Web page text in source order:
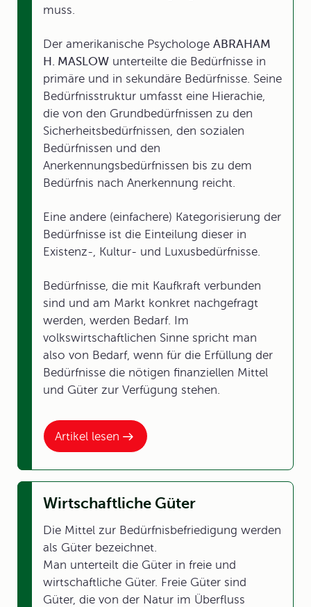
Artikel lesen
muss.
Der amerikanische Psychologe ABRAHAM
H. MASLOW unterteilte die Bedürfnisse in
primäre und in sekundäre Bedürfnisse. Seine
Bedürfnisstruktur umfasst eine Hierachie,
die von den Grundbedürfnissen zu den
Sicherheitsbedürfnissen, den sozialen
Bedürfnissen und den
Anerkennungsbedürfnissen bis zu dem
Bedürfnis nach Anerkennung reicht.
Eine andere (einfachere) Kategorisierung der
Bedürfnisse ist die Einteilung dieser in
Existenz-, Kultur- und Luxusbedürfnisse.
Bedürfnisse, die mit Kaufkraft verbunden
sind und am Markt konkret nachgefragt
werden, werden Bedarf. Im
volkswirtschaftlichen Sinne spricht man
also von Bedarf, wenn für die Erfüllung der
Bedürfnisse die nötigen finanziellen Mittel
und Güter zur Verfügung stehen.
Wirtschaftliche Güter
Die Mittel zur Bedürfnisbefriedigung werden
als Güter bezeichnet.
Man unterteilt die Güter in freie und
wirtschaftliche Güter. Freie Güter sind
Güter, die von der Natur im Überfluss